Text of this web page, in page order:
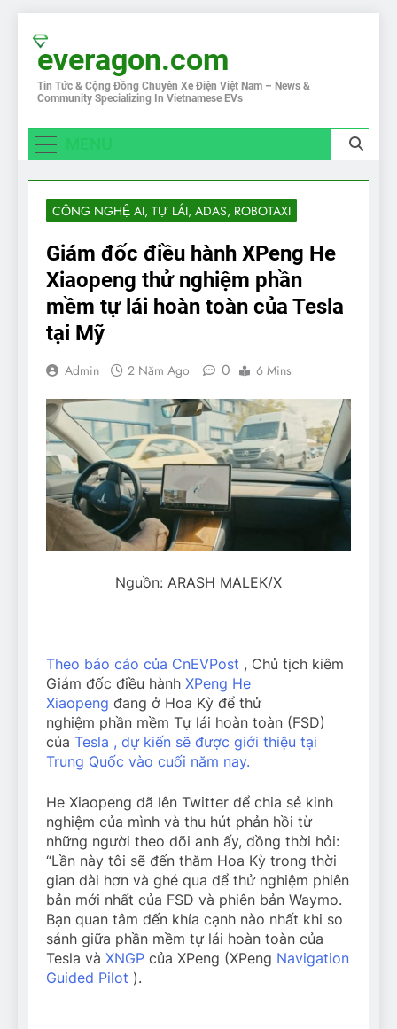
content
everagon.com
Tin Tức & Cộng Đồng Chuyên Xe Điện Việt Nam – News &
Community Specializing In Vietnamese EVs
CÔNG NGHỆ AI, TỰ LÁI, ADAS, ROBOTAXI
Giám đốc điều hành XPeng He
Xiaopeng thử nghiệm phần
mềm tự lái hoàn toàn của Tesla
tại Mỹ
Admin 2 Năm Ago 0 6 Mins
Nguồn: ARASH MALEK/X
Theo báo cáo của CnEVPost , Chủ tịch kiêm
Giám đốc điều hành XPeng He
Xiaopeng đang ở Hoa Kỳ để thử
nghiệm phần mềm Tự lái hoàn toàn (FSD)
của Tesla , dự kiến ​​sẽ được giới thiệu tại
Trung Quốc vào cuối năm nay.
He Xiaopeng đã lên Twitter để chia sẻ kinh
nghiệm của mình và thu hút phản hồi từ
những người theo dõi anh ấy, đồng thời hỏi:
“Lần này tôi sẽ đến thăm Hoa Kỳ trong thời
gian dài hơn và ghé qua để thử nghiệm phiên
bản mới nhất của FSD và phiên bản Waymo.
Bạn quan tâm đến khía cạnh nào nhất khi so
sánh giữa phần mềm tự lái hoàn toàn của
Tesla và XNGP của XPeng (XPeng Navigation
Guided Pilot ).